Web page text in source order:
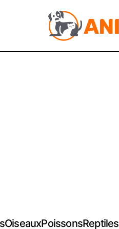
OiseauxPoissonsReptiles